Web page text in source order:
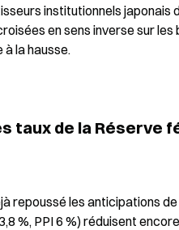
institutionnels japonais
en sens inverse sur
la hausse.
taux de la Réserve
repoussé les anticipations
%, PPI 6 %) réduisent